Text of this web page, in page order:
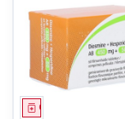
Geneesmiddel